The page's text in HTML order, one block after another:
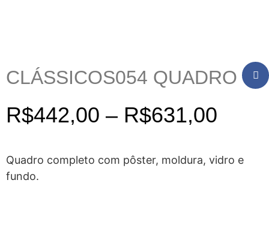
CLÁSSICOS054 QUADRO
R$442,00 – R$631,00
Quadro completo com pôster, moldura, vidro e
fundo.